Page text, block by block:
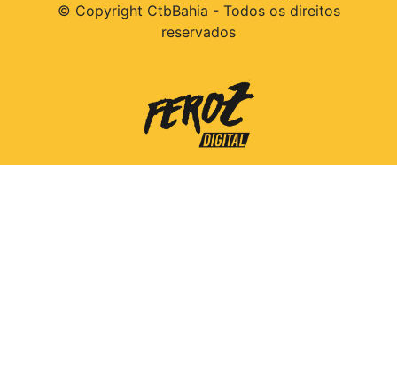
© Copyright CtbBahia - Todos os direitos
reservados